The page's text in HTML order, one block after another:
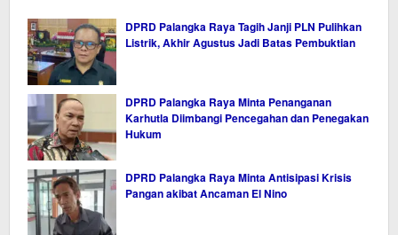
DPRD Palangka Raya Tagih Janji PLN Pulihkan
Listrik, Akhir Agustus Jadi Batas Pembuktian
DPRD Palangka Raya Minta Penanganan
Karhutla Diimbangi Pencegahan dan Penegakan
Hukum
DPRD Palangka Raya Minta Antisipasi Krisis
Pangan akibat Ancaman El Nino